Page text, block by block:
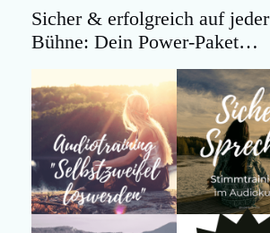
Sicher & erfolgreich auf jeder
Bühne: Dein Power-Paket…